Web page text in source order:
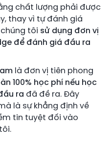
chất lượng phải được
thay vì tự đánh giá
tôi sử dụng đơn vị
để đánh giá đầu ra
là đơn vị tiên phong
100% học phí nếu học
ra đã đề ra. Đây
là sự khẳng định về
tin tuyệt đối vào